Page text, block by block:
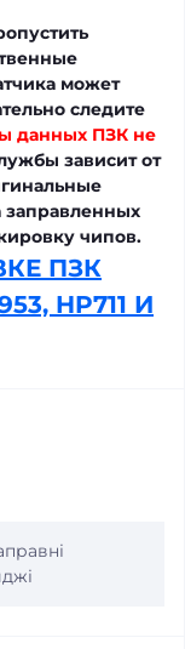
может
следите
данных ПЗК не
зависит от
заправленных
чипов.
ПЗК
HP711 И